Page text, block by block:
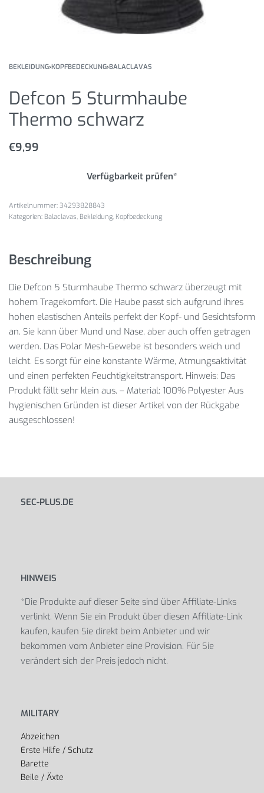
BEKLEIDUNG›KOPFBEDECKUNG›BALACLAVAS
Defcon 5 Sturmhaube
Thermo schwarz
€9,99
Verfügbarkeit prüfen*
34293828843
Kategorien: Balaclavas, Bekleidung, Kopfbedeckung
Beschreibung
Die Defcon 5 Sturmhaube Thermo schwarz überzeugt mit
hohem Tragekomfort. Die Haube passt sich aufgrund ihres
hohen elastischen Anteils perfekt der Kopf- und Gesichtsform
an. Sie kann über Mund und Nase, aber auch offen getragen
werden. Das Polar Mesh-Gewebe ist besonders weich und
leicht. Es sorgt für eine konstante Wärme, Atmungsaktivität
und einen perfekten Feuchtigkeitstransport. Hinweis: Das
Produkt fällt sehr klein aus. – Material: 100% Polyester Aus
hygienischen Gründen ist dieser Artikel von der Rückgabe
ausgeschlossen!
SEC-PLUS.DE
HINWEIS
*Die Produkte auf dieser Seite sind über Affiliate-Links
verlinkt. Wenn Sie ein Produkt über diesen Affiliate-Link
kaufen, kaufen Sie direkt beim Anbieter und wir
bekommen vom Anbieter eine Provision. Für Sie
verändert sich der Preis jedoch nicht.
MILITARY
Abzeichen
Erste Hilfe / Schutz
Barette
Beile / Äxte